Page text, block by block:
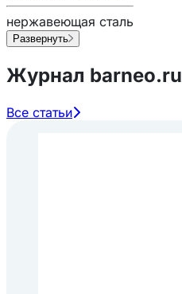
нержавеющая сталь
Развернуть
Журнал barneo.ru
Все статьи